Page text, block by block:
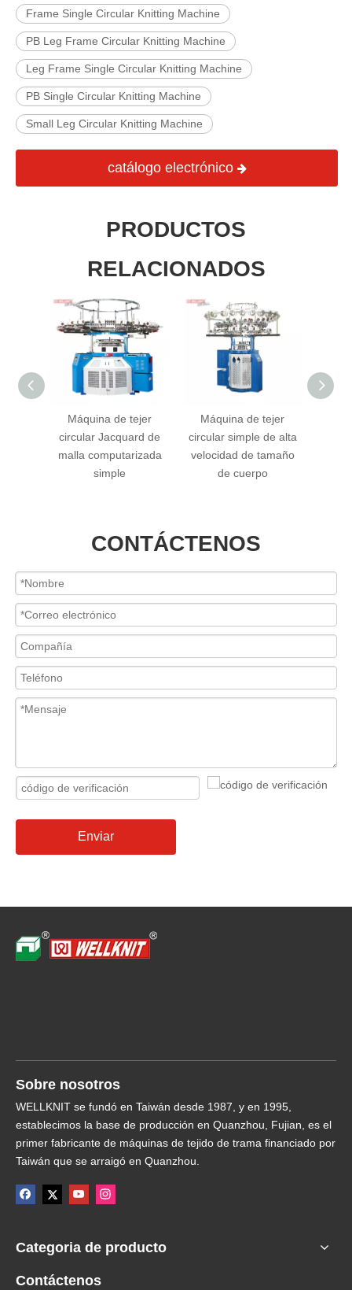
Frame Single Circular Knitting Machine
PB Leg Frame Circular Knitting Machine
Leg Frame Single Circular Knitting Machine
PB Single Circular Knitting Machine
Small Leg Circular Knitting Machine
catálogo electrónico
PRODUCTOS
RELACIONADOS
Máquina de tejer
circular Jacquard de
malla computarizada
simple
Máquina de tejer
circular simple de alta
velocidad de tamaño
de cuerpo
CONTÁCTENOS
Enviar
Sobre nosotros
WELLKNIT se fundó en Taiwán desde 1987, y en 1995,
establecimos la base de producción en Quanzhou, Fujian, es el
primer fabricante de máquinas de tejido de trama financiado por
Taiwán que se arraigó en Quanzhou.
Categoria de producto
Contáctenos